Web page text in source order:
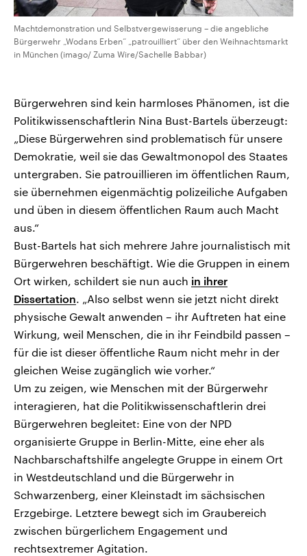
Machtdemonstration und Selbstvergewisserung – die angebliche
Bürgerwehr „Wodans Erben“ „patrouilliert“ über den Weihnachtsmarkt
in München (imago/ Zuma Wire/Sachelle Babbar)
Bürgerwehren sind kein harmloses Phänomen, ist die
Politikwissenschaftlerin Nina Bust-Bartels überzeugt:
„Diese Bürgerwehren sind problematisch für unsere
Demokratie, weil sie das Gewaltmonopol des Staates
untergraben. Sie patrouillieren im öffentlichen Raum,
sie übernehmen eigenmächtig polizeiliche Aufgaben
und üben in diesem öffentlichen Raum auch Macht
aus.“
Bust-Bartels hat sich mehrere Jahre journalistisch mit
Bürgerwehren beschäftigt. Wie die Gruppen in einem
Ort wirken, schildert sie nun auch in ihrer
Dissertation. „Also selbst wenn sie jetzt nicht direkt
physische Gewalt anwenden – ihr Auftreten hat eine
Wirkung, weil Menschen, die in ihr Feindbild passen –
für die ist dieser öffentliche Raum nicht mehr in der
gleichen Weise zugänglich wie vorher.“
Um zu zeigen, wie Menschen mit der Bürgerwehr
interagieren, hat die Politikwissenschaftlerin drei
Bürgerwehren begleitet: Eine von der NPD
organisierte Gruppe in Berlin-Mitte, eine eher als
Nachbarschaftshilfe angelegte Gruppe in einem Ort
in Westdeutschland und die Bürgerwehr in
Schwarzenberg, einer Kleinstadt im sächsischen
Erzgebirge. Letztere bewegt sich im Graubereich
zwischen bürgerlichem Engagement und
rechtsextremer Agitation.